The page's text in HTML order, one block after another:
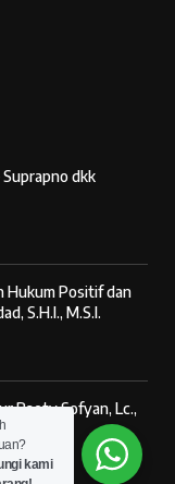
dkk
Hukum Positif dan
S.H.I., M.S.I.
Baety Sofyan, Lc.,
kami